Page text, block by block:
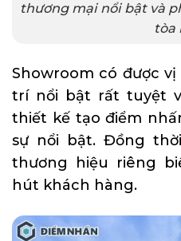
thương mại nổi bật và
tòa
Showroom có được
trí nổi bật rất tuyệt
thiết kế tạo điểm
sự nổi bật. Đồng
thương hiệu riêng
hút khách hàng.